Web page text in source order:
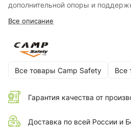
дополнительной опоры и
Все описание
Все товары Camp Safety Все
Гарантия качества от
Доставка по всей России и